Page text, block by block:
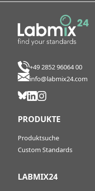
+49 2852 96064 00
info@labmix24.com
PRODUKTE
Produktsuche
Custom Standards
LABMIX24